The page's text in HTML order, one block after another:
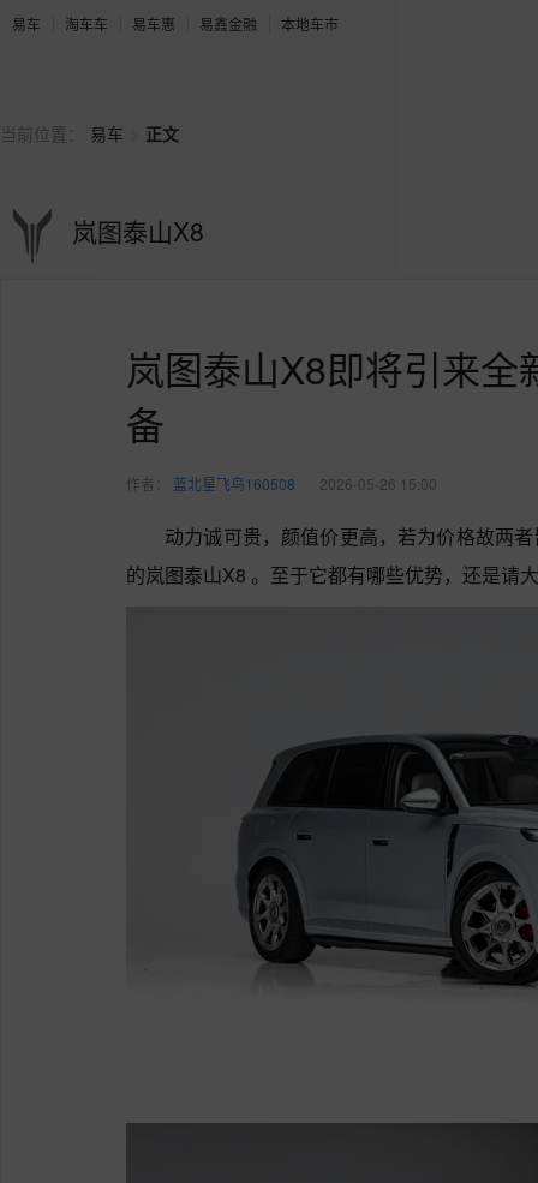
易车 淘车车 易车惠 易鑫金融 本地车市
当前位置： 易车 正文
岚图泰山X8
岚图泰山X8即将引来
备
作者： 蓝北星飞鸟160508 2026-05-26 15:00
动力诚可贵，颜值价更高，若为价格故两
的岚图泰山X8 。至于它都有哪些优势，还是请